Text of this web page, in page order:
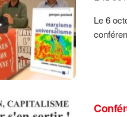
Le 6